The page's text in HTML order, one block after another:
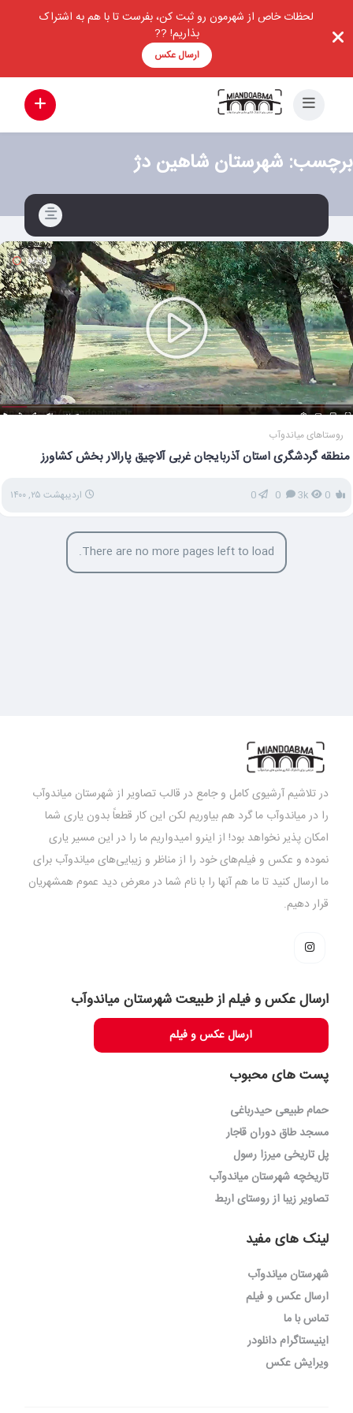
لحظات خاص از شهرمون رو ثبت کن، بفرست تا با هم به اشتراک
بذاریم! ??
ارسال عکس
برچسب: شهرستان شاهین دژ
ویدیو
روستاهای میاندوآب
منطقه گردشگری استان آذربایجان غربی آلاچیق پارالار بخش کشاورز
3k
0 اردیبهشت ۲۵, ۱۴۰۰
There are no more pages left to load.
در تلاشیم آرشیوی کامل و جامع در قالب تصاویر از شهرستان میاندوآب
را در میاندوآب ما گرد هم بیاوریم لکن این کار قطعاً بدون یاری شما
امکان پذیر نخواهد بود! از اینرو امیدواریم ما را در این مسیر یاری
نموده و عکس و فیلم‌های خود را از مناظر و زیبایی‌های میاندوآب برای
ما ارسال کنید تا ما هم آنها را با نام شما در معرض دید عموم همشهریان
قرار دهیم.
ارسال عکس و فیلم از طبیعت شهرستان میاندوآب
ارسال عکس و فیلم
پست های محبوب
حمام طبیعی حیدرباغی
مسجد طاق دوران قاجار
پل تاریخی میرزا رسول
تاریخچه شهرستان میاندوآب
تصاویر زیبا از روستای اربط
لینک های مفید
شهرستان میاندوآب
ارسال عکس و فیلم
تماس با ما
اینیستاگرام دانلودر
ویرایش عکس